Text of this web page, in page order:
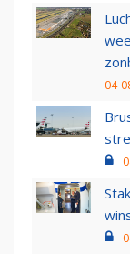
04-